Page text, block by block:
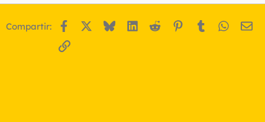
Compartir: Facebook BlueskyLinkedIn
Reddit Pinterest
Tumblr
Enlace